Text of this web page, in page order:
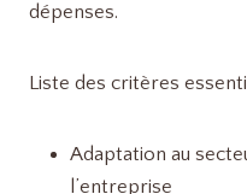
dépenses.
Liste des critères
Adaptation au
l’entreprise